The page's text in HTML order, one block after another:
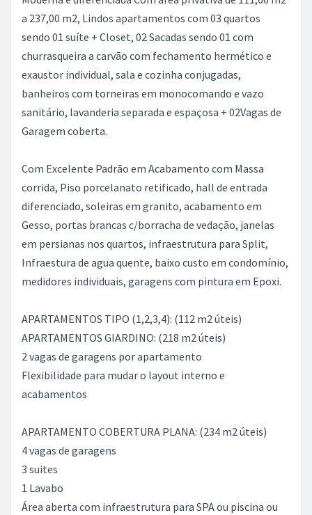
a 237,00 m2, Lindos apartamentos com 03 quartos
sendo 01 suíte + Closet, 02 Sacadas sendo 01 com
churrasqueira a carvão com fechamento hermético e
exaustor individual, sala e cozinha conjugadas,
banheiros com torneiras em monocomando e vazo
sanitário, lavanderia separada e espaçosa + 02Vagas de
Garagem coberta.
Com Excelente Padrão em Acabamento com Massa
corrida, Piso porcelanato retificado, hall de entrada
diferenciado, soleiras em granito, acabamento em
Gesso, portas brancas c/borracha de vedação, janelas
em persianas nos quartos, infraestrutura para Split,
Infraestura de agua quente, baixo custo em condomínio,
medidores individuais, garagens com pintura em Epoxi.
APARTAMENTOS TIPO (1,2,3,4): (112 m2 úteis)
APARTAMENTOS GIARDINO: (218 m2 úteis)
2 vagas de garagens por apartamento
Flexibilidade para mudar o layout interno e
acabamentos
APARTAMENTO COBERTURA PLANA: (234 m2 úteis)
4 vagas de garagens
3 suites
1 Lavabo
Área aberta com infraestrutura para SPA ou piscina ou